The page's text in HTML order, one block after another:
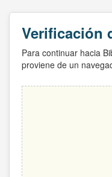
Verificación
Para continuar hacia
proviene de un